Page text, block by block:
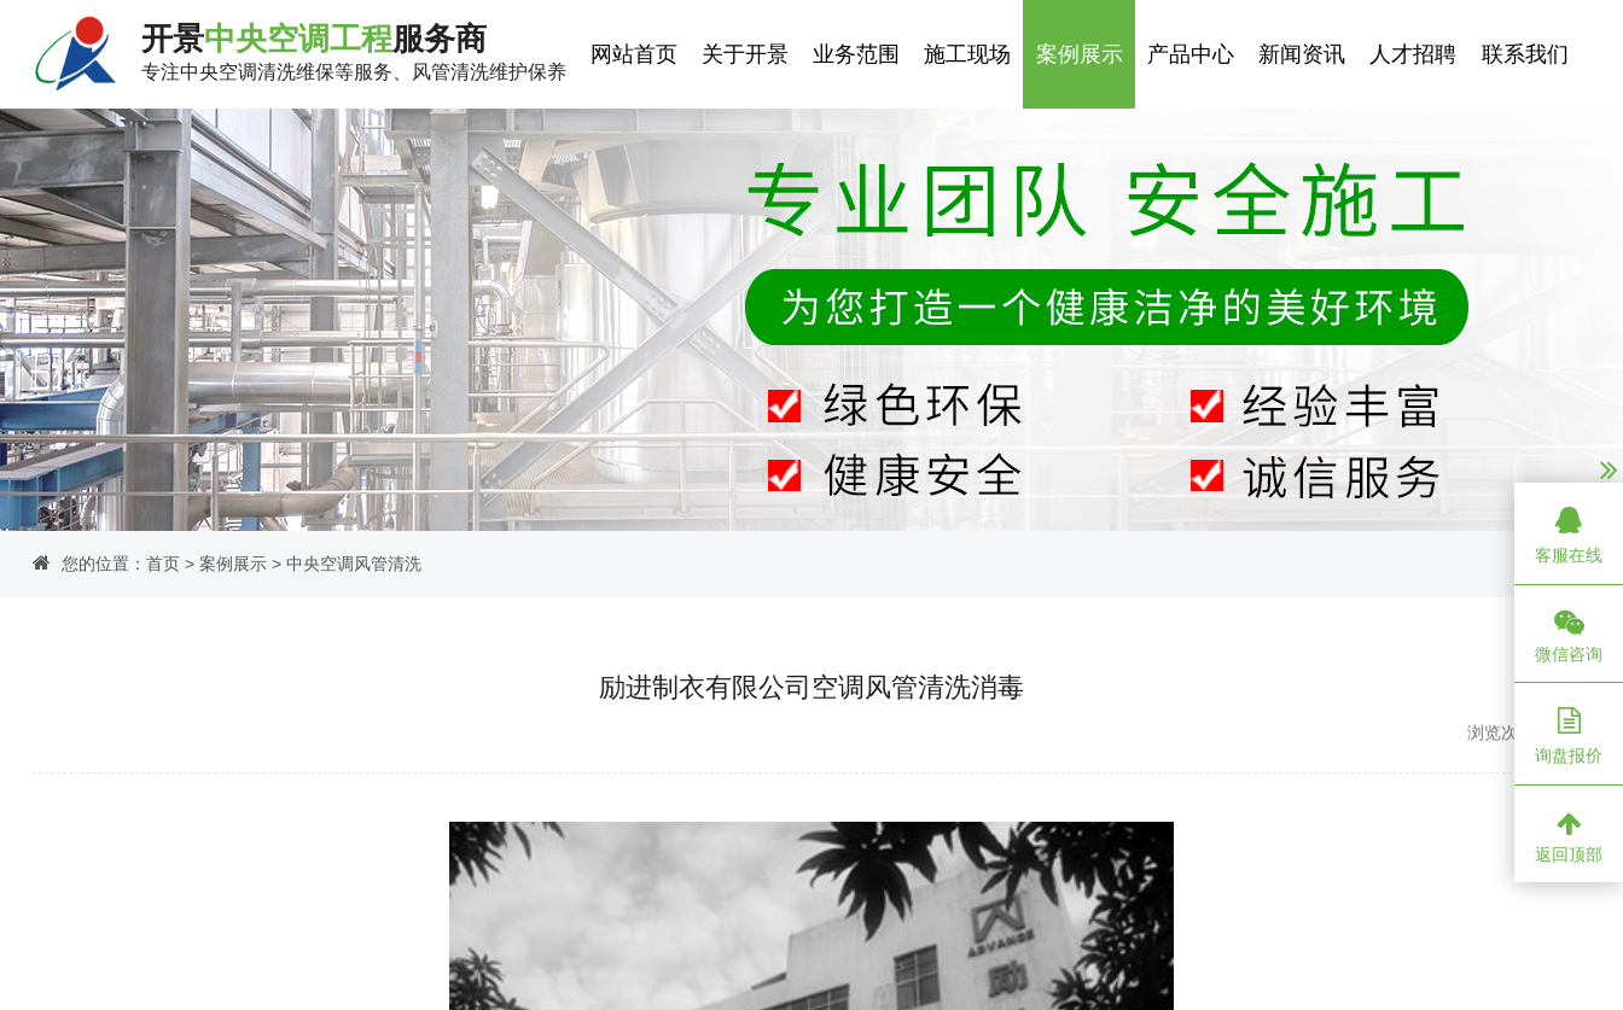
开景中央空调工程服务商
专注中央空调清洗维保等服务、风管清洗维护保养
网站首页 关于开景 业务范围 施工现场 案例展示 产品中心 新闻资讯 人才招聘 联系我们
您的位置： 首页> 案例展示 > 中央空调风管清洗
励进制衣有限公司空调风管清洗消毒
浏览次数： 1186
客服在线
微信咨询
询盘报价
返回顶部